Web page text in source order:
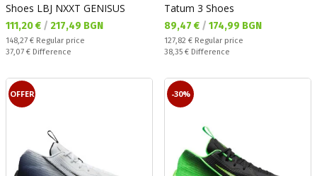
Shoes LBJ NXXT GENISUS
Текуща цена:
111,20 € / 217,49 BGN
Regular price:
148,27 € Regular price
Спестявате:
37,07 € Difference
Tatum 3 Shoes
Текуща цена:
89,47 € / 174,99 BGN
Regular price:
127,82 € Regular price
Спестявате:
38,35 € Difference
OFFER -30%